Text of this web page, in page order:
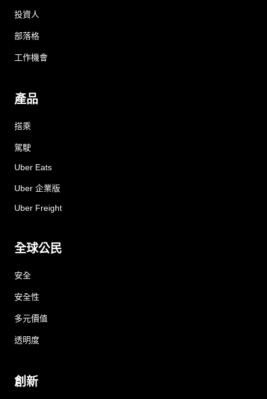
投資人
部落格
工作機會
產品
搭乘
駕駛
Uber Eats
Uber 企業版
Uber Freight
全球公民
安全
安全性
多元價值
透明度
創新